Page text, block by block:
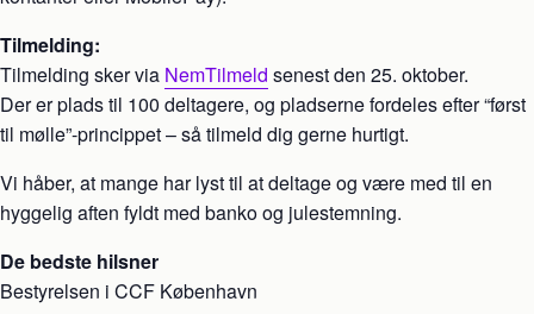
Tilmelding:
Tilmelding sker via NemTilmeld senest den 25. oktober.
Der er plads til 100 deltagere, og pladserne fordeles efter “først
til mølle”-princippet – så tilmeld dig gerne hurtigt.
Vi håber, at mange har lyst til at deltage og være med til en
hyggelig aften fyldt med banko og julestemning.
De bedste hilsner
Bestyrelsen i CCF København